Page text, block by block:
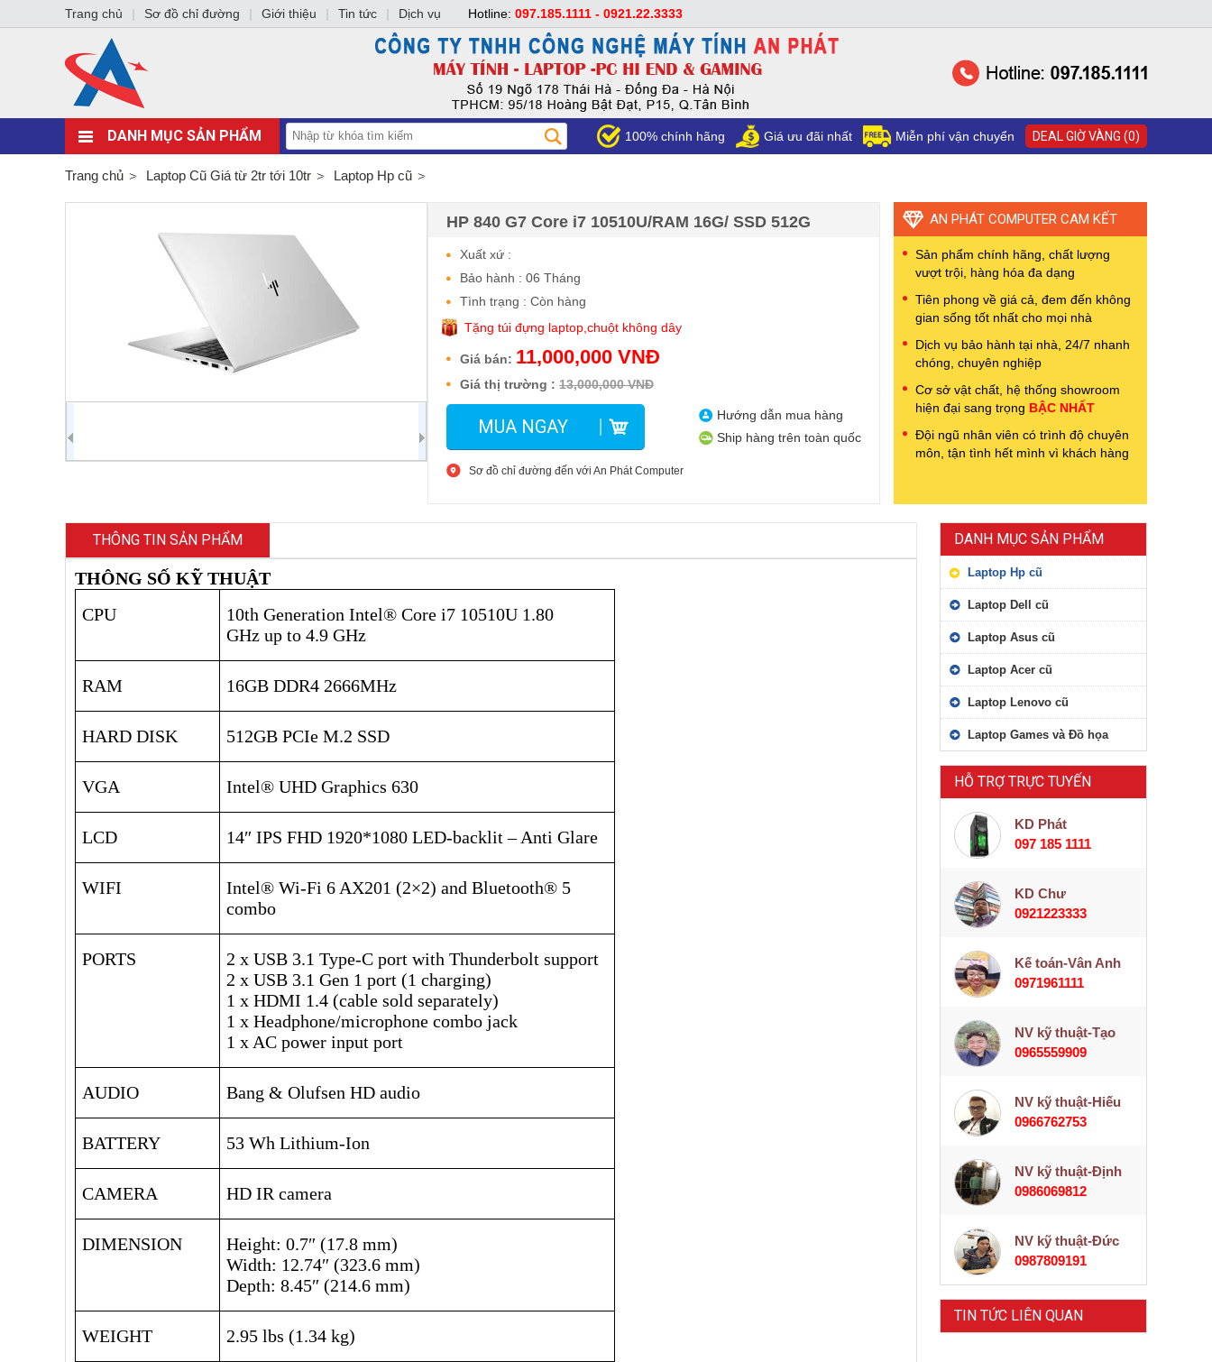
DANH MỤC SẢN PHẨM DEAL GIỜ VÀNG (0)
Miễn phí vận chuyển
Giá ưu đãi nhất
100% chính hãng
Trang chủ Laptop Cũ Giá từ 2tr tới 10tr Laptop Hp cũ
HP 840 G7 Core i7 10510U/RAM 16G/ SSD 512G
Xuất xứ :
Bảo hành : 06 Tháng
Tình trạng : Còn hàng
Tặng túi đựng laptop,chuột không dây
Giá bán: 11,000,000 VNĐ
Giá thị trường : 13,000,000 VNĐ
Hướng dẫn mua hàng
Ship hàng trên toàn quốc
MUA NGAY
Sơ đồ chỉ đường đến với An Phát Computer
AN PHÁT COMPUTER CAM KẾT
Sản phẩm chính hãng, chất lượng
vượt trội, hàng hóa đa dạng
Tiên phong về giá cả, đem đến không
gian sống tốt nhất cho mọi nhà
Dịch vụ bảo hành tại nhà, 24/7 nhanh
chóng, chuyên nghiệp
Cơ sở vật chất, hệ thống showroom
hiện đại sang trọng BẬC NHẤT
Đội ngũ nhân viên có trình độ chuyên
môn, tận tình hết mình vì khách hàng
THÔNG TIN SẢN PHẨM
THÔNG SỐ KỸ THUẬT
CPU
10th Generation Intel® Core i7 10510U 1.80
GHz up to 4.9 GHz
RAM 16GB DDR4 2666MHz
HARD DISK 512GB PCIe M.2 SSD
VGA Intel® UHD Graphics 630
LCD 14″ IPS FHD 1920*1080 LED-backlit – Anti Glare
WIFI
Intel® Wi-Fi 6 AX201 (2×2) and Bluetooth® 5
combo
PORTS
2 x USB 3.1 Type-C port with Thunderbolt support
2 x USB 3.1 Gen 1 port (1 charging)
1 x HDMI 1.4 (cable sold separately)
1 x Headphone/microphone combo jack
1 x AC power input port
AUDIO Bang & Olufsen HD audio
BATTERY 53 Wh Lithium-Ion
CAMERA HD IR camera
DIMENSION
Height: 0.7″ (17.8 mm)
Width: 12.74″ (323.6 mm)
Depth: 8.45″ (214.6 mm)
WEIGHT 2.95 lbs (1.34 kg)
DANH MỤC SẢN PHẨM
Laptop Hp cũ
Laptop Dell cũ
Laptop Asus cũ
Laptop Acer cũ
Laptop Lenovo cũ
Laptop Games và Đồ họa
HỖ TRỢ TRỰC TUYẾN
KD Phát
097 185 1111
KD Chư
0921223333
Kế toán-Vân Anh
0971961111
NV kỹ thuật-Tạo
0965559909
NV kỹ thuật-Hiếu
0966762753
NV kỹ thuật-Định
0986069812
NV kỹ thuật-Đức
0987809191
TIN TỨC LIÊN QUAN
Trang chủ | Sơ đồ chỉ đường | Giới thiệu | Tin tức | Dịch vụ Hotline: 097.185.1111 - 0921.22.3333